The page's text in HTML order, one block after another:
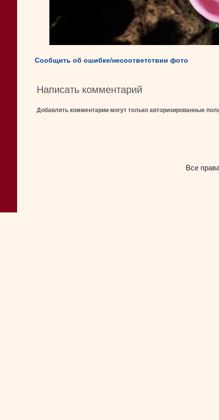
Сообщить об ошибке/несоответствии фото
Написать комментарий
Добавлять комментарии могут только авторизированные
Все